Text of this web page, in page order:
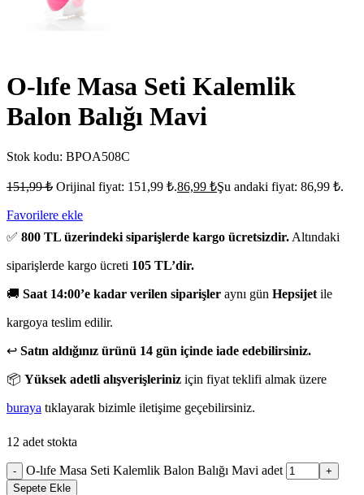
O-lıfe Masa Seti Kalemlik
Balon Balığı Mavi
Stok kodu: BPOA508C
151,99₺ Orijinal fiyat: 151,99 ₺.86,99 ₺Şu andaki fiyat: 86,99 ₺.
Favorilere ekle
✅ 800 TL üzerindeki siparişlerde kargo ücretsizdir. Altındaki
siparişlerde kargo ücreti 105 TL’dir.
🚚 Saat 14:00’e kadar verilen siparişler aynı gün Hepsijet ile
kargoya teslim edilir.
↩️ Satın aldığınız ürünü 14 gün içinde iade edebilirsiniz.
📦 Yüksek adetli alışverişleriniz için fiyat teklifi almak üzere
buraya tıklayarak bizimle iletişime geçebilirsiniz.
12 adet stokta
- O-lıfe Masa Seti Kalemlik Balon Balığı Mavi adet
+
Sepete Ekle